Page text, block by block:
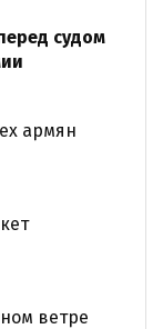
судом
армян
ветре